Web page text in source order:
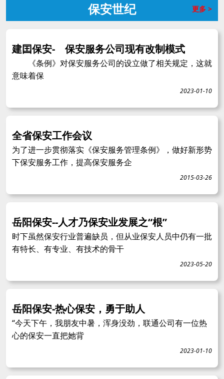
保安世纪 更多 >
建囯保安- 保安服务公司现有改制模式
《条例》对保安服务公司的设立做了相关规定，这就
意味着保
2023-01-10
全省保安工作会议
为了进一步贯彻落实《保安服务管理条例》，做好新形势
下保安服务工作，提高保安服务企
2015-03-26
岳阳保安--人才乃保安业发展之“根”
时下虽然保安行业普遍缺员，但从业保安人员中仍有一批
有特长、有专业、有技术的骨干
2023-05-20
岳阳保安-热心保安，勇于助人
“今天下午，我朋友中暑，浑身没劲，联通公司有一位热
心的保安一直把她背
2023-01-10